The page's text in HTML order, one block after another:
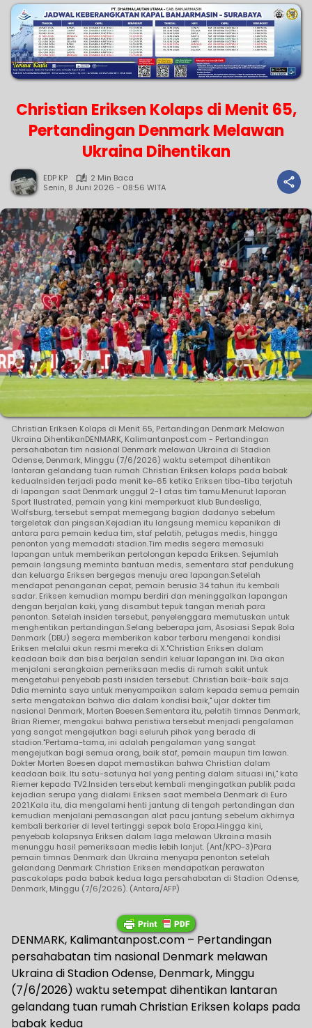
Christian Eriksen Kolaps di Menit 65,
Pertandingan Denmark Melawan
Ukraina Dihentikan
EDP KP
2 Min Baca
Senin, 8 Juni 2026 - 08:56 WITA
Christian Eriksen Kolaps di Menit 65, Pertandingan Denmark Melawan
Ukraina DihentikanDENMARK, Kalimantanpost.com - Pertandingan
persahabatan tim nasional Denmark melawan Ukraina di Stadion
Odense, Denmark, Minggu (7/6/2026) waktu setempat dihentikan
lantaran gelandang tuan rumah Christian Eriksen kolaps pada babak
keduaInsiden terjadi pada menit ke-65 ketika Eriksen tiba-tiba terjatuh
di lapangan saat Denmark unggul 2-1 atas tim tamu.Menurut laporan
Sport Ilustrated, pemain yang kini memperkuat klub Bundesliga,
Wolfsburg, tersebut sempat memegang bagian dadanya sebelum
tergeletak dan pingsan.Kejadian itu langsung memicu kepanikan di
antara para pemain kedua tim, staf pelatih, petugas medis, hingga
penonton yang memadati stadion.Tim medis segera memasuki
lapangan untuk memberikan pertolongan kepada Eriksen. Sejumlah
pemain langsung meminta bantuan medis, sementara staf pendukung
dan keluarga Eriksen bergegas menuju area lapangan.Setelah
mendapat penanganan cepat, pemain berusia 34 tahun itu kembali
sadar. Eriksen kemudian mampu berdiri dan meninggalkan lapangan
dengan berjalan kaki, yang disambut tepuk tangan meriah para
penonton. Setelah insiden tersebut, penyelenggara memutuskan untuk
menghentikan pertandingan.Selang beberapa jam, Asosiasi Sepak Bola
Denmark (DBU) segera memberikan kabar terbaru mengenai kondisi
Eriksen melalui akun resmi mereka di X."Christian Eriksen dalam
keadaan baik dan bisa berjalan sendiri keluar lapangan ini. Dia akan
menjalani serangkaian pemeriksaan medis di rumah sakit untuk
mengetahui penyebab pasti insiden tersebut. Christian baik-baik saja.
Ddia meminta saya untuk menyampaikan salam kepada semua pemain
serta mengatakan bahwa dia dalam kondisi baik," ujar dokter tim
nasional Denmark, Morten Boesen.Sementara itu, pelatih timnas Denmark,
Brian Riemer, mengakui bahwa peristiwa tersebut menjadi pengalaman
yang sangat mengejutkan bagi seluruh pihak yang berada di
stadion."Pertama-tama, ini adalah pengalaman yang sangat
mengejutkan bagi semua orang, baik staf, pemain maupun tim lawan.
Dokter Morten Boesen dapat memastikan bahwa Christian dalam
keadaan baik. Itu satu-satunya hal yang penting dalam situasi ini," kata
Riemer kepada TV2.Insiden tersebut kembali mengingatkan publik pada
kejadian serupa yang dialami Eriksen saat membela Denmark di Euro
2021.Kala itu, dia mengalami henti jantung di tengah pertandingan dan
kemudian menjalani pemasangan alat pacu jantung sebelum akhirnya
kembali berkarier di level tertinggi sepak bola Eropa.Hingga kini,
penyebab kolapsnya Eriksen dalam laga melawan Ukraina masih
menunggu hasil pemeriksaan medis lebih lanjut. (Ant/KPO-3)Para
pemain timnas Denmark dan Ukraina menyapa penonton setelah
gelandang Denmark Christian Eriksen mendapatkan perawatan
pascakolaps pada babak kedua laga persahabatan di Stadion Odense,
Denmark, Minggu (7/6/2026). (Antara/AFP)
DENMARK, Kalimantanpost.com – Pertandingan
persahabatan tim nasional Denmark melawan
Ukraina di Stadion Odense, Denmark, Minggu
(7/6/2026) waktu setempat dihentikan lantaran
gelandang tuan rumah Christian Eriksen kolaps pada
babak kedua